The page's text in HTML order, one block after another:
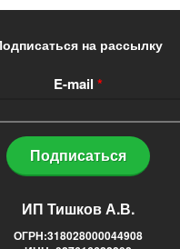
на рассылку
E-mail *
ИП Тишков А.В.
ОГРН:318028000044908